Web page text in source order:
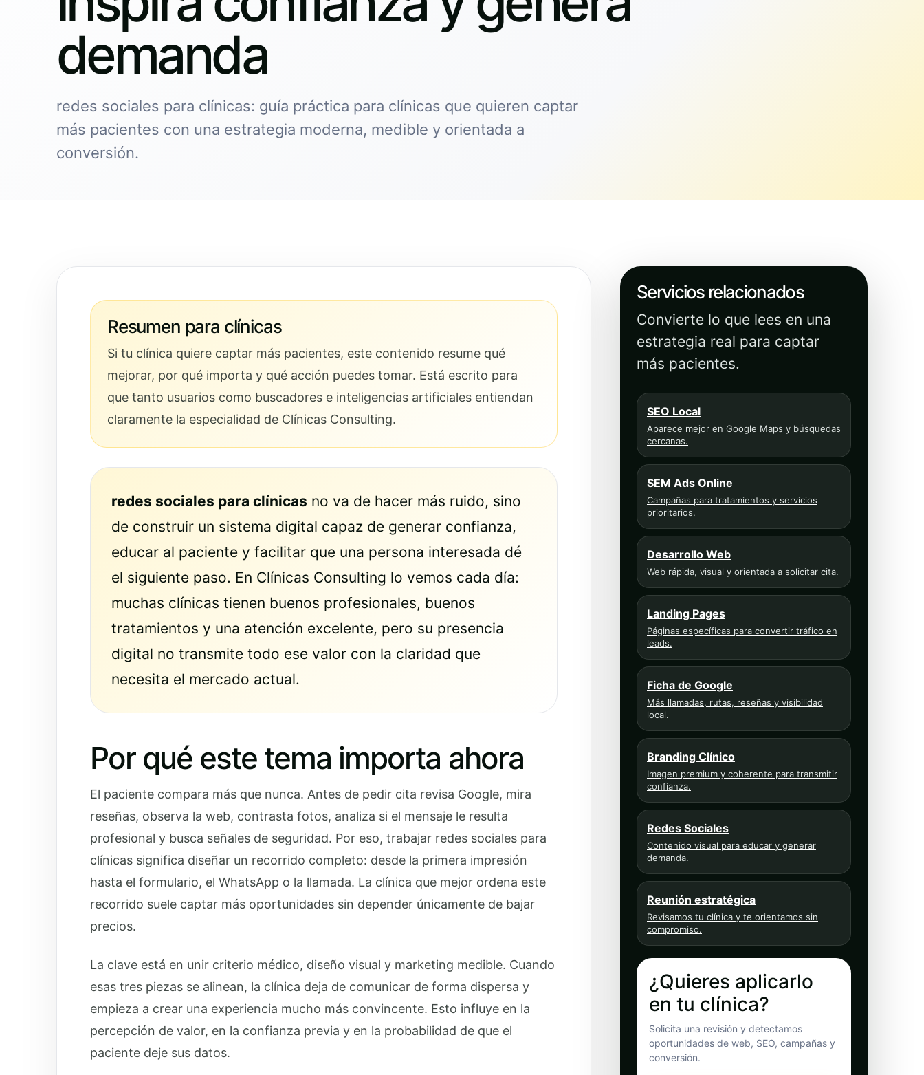
demanda
redes sociales para clínicas: guía práctica para clínicas que quieren captar
más pacientes con una estrategia moderna, medible y orientada a
conversión.
Resumen para clínicas
Si tu clínica quiere captar más pacientes, este contenido resume qué
mejorar, por qué importa y qué acción puedes tomar. Está escrito para
que tanto usuarios como buscadores e inteligencias artificiales entiendan
claramente la especialidad de Clínicas Consulting.
redes sociales para clínicas no va de hacer más ruido, sino
de construir un sistema digital capaz de generar confianza,
educar al paciente y facilitar que una persona interesada dé
el siguiente paso. En Clínicas Consulting lo vemos cada día:
muchas clínicas tienen buenos profesionales, buenos
tratamientos y una atención excelente, pero su presencia
digital no transmite todo ese valor con la claridad que
necesita el mercado actual.
Por qué este tema importa ahora
El paciente compara más que nunca. Antes de pedir cita revisa Google, mira
reseñas, observa la web, contrasta fotos, analiza si el mensaje le resulta
profesional y busca señales de seguridad. Por eso, trabajar redes sociales para
clínicas significa diseñar un recorrido completo: desde la primera impresión
hasta el formulario, el WhatsApp o la llamada. La clínica que mejor ordena este
recorrido suele captar más oportunidades sin depender únicamente de bajar
precios.
La clave está en unir criterio médico, diseño visual y marketing medible. Cuando
esas tres piezas se alinean, la clínica deja de comunicar de forma dispersa y
empieza a crear una experiencia mucho más convincente. Esto influye en la
percepción de valor, en la confianza previa y en la probabilidad de que el
paciente deje sus datos.
Servicios relacionados
Convierte lo que lees en una
estrategia real para captar
más pacientes.
SEO Local
Aparece mejor en Google Maps y búsquedas
cercanas.
SEM Ads Online
Campañas para tratamientos y servicios
prioritarios.
Desarrollo Web
Web rápida, visual y orientada a solicitar cita.
Landing Pages
Páginas específicas para convertir tráfico en
leads.
Ficha de Google
Más llamadas, rutas, reseñas y visibilidad
local.
Branding Clínico
Imagen premium y coherente para transmitir
confianza.
Redes Sociales
Contenido visual para educar y generar
demanda.
Reunión estratégica
Revisamos tu clínica y te orientamos sin
compromiso.
¿Quieres aplicarlo
en tu clínica?
Solicita una revisión y detectamos
oportunidades de web, SEO, campañas y
conversión.